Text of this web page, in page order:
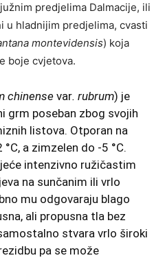
predjelima Dalmacije, ili
u hladnijim predjelima, cvasti
montevidensis) koja
boje cvjetova.
chinense var. rubrum) je
grm poseban zbog svojih
listova. Otporan na
a zimzelen do -5 °C.
intenzivno ružičastim
na sunčanim ili vrlo
mu odgovaraju blago
ali propusna tla bez
stvara vrlo široki
pa se može